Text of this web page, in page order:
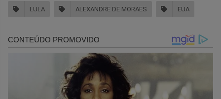
LULA ALEXANDRE DE MORAES EUA